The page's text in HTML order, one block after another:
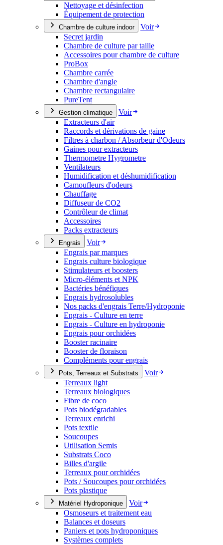
Nettoyage et désinfection
Équipement de protection
Chambre de culture indoor
Voir
Secret jardin
Chambre de culture par taille
Accessoires pour chambre de culture
ProBox
Chambre carrée
Chambre d'angle
Chambre rectangulaire
PureTent
Gestion climatique
Voir
Extracteurs d'air
Raccords et dérivations de gaine
Filtres à charbon / Absorbeur d'Odeurs
Gaines pour extracteurs
Thermometre Hygrometre
Ventilateurs
Humidification et déshumidification
Camoufleurs d'odeurs
Chauffage
Diffuseur de CO2
Contrôleur de climat
Accessoires
Packs extracteurs
Engrais
Voir
Engrais par marques
Engrais culture biologique
Stimulateurs et boosters
Micro-éléments et NPK
Bactéries bénéfiques
Engrais hydrosolubles
Nos packs d'engrais Terre/Hydroponie
Engrais - Culture en terre
Engrais - Culture en hydroponie
Engrais pour orchidées
Booster racinaire
Booster de floraison
Compléments pour engrais
Pots, Terreaux et Substrats
Voir
Terreaux light
Terreaux biologiques
Fibre de coco
Pots biodégradables
Terreaux enrichi
Pots textile
Soucoupes
Utilisation Semis
Substrats Coco
Billes d'argile
Terreaux pour orchidées
Pots / Soucoupes pour orchidées
Pots plastique
Matériel Hydroponique
Voir
Osmoseurs et traitement eau
Balances et doseurs
Paniers et pots hydroponiques
Systèmes complets